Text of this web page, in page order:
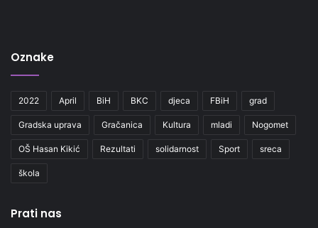
Oznake
2022 April BiH BKC djeca FBiH grad
Gradska uprava Gračanica Kultura mladi Nogomet
OŠ Hasan Kikić Rezultati solidarnost Sport sreca
škola
Prati nas